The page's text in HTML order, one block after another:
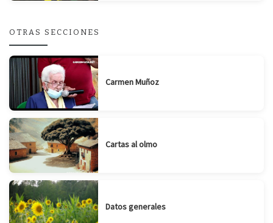
OTRAS SECCIONES
Carmen Muñoz
Cartas al olmo
Datos generales